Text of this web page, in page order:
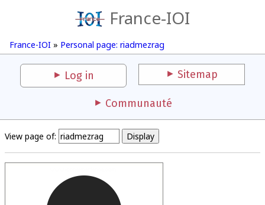
France-IOI
France-IOI » Personal page: riadmezrag
Log in Sitemap
Communauté
View page of: